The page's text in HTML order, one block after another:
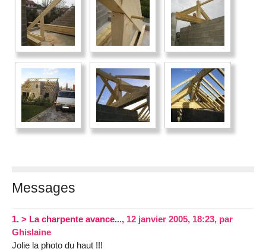
Messages
1. > La charpente avance..., 12 janvier 2005, 18:23, par
Ghislaine
Jolie la photo du haut !!!